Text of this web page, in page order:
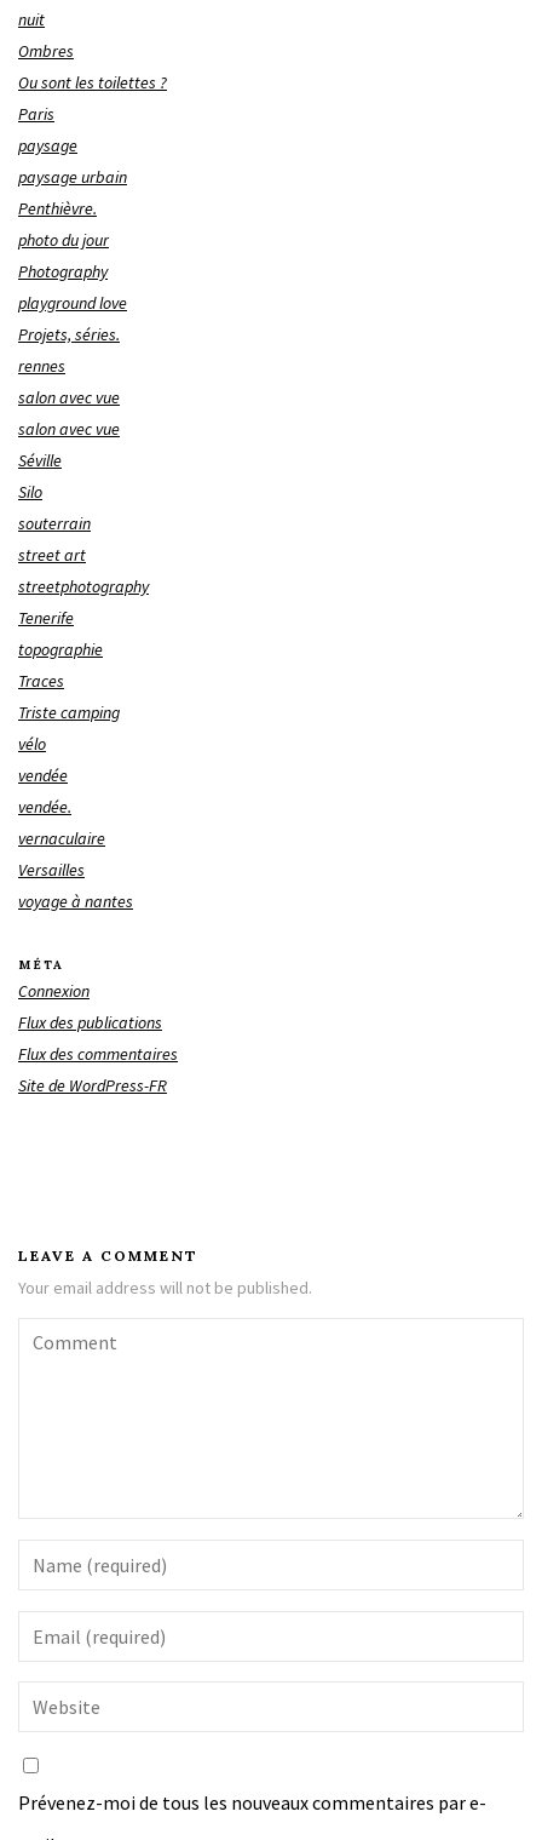
nuit
Ombres
Ou sont les toilettes ?
Paris
paysage
paysage urbain
Penthièvre.
photo du jour
Photography
playground love
Projets, séries.
rennes
salon avec vue
salon avec vue
Séville
Silo
souterrain
street art
streetphotography
Tenerife
topographie
Traces
Triste camping
vélo
vendée
vendée.
vernaculaire
Versailles
voyage à nantes
MÉTA
Connexion
Flux des publications
Flux des commentaires
Site de WordPress-FR
LEAVE A COMMENT
Your email address will not be published.
Prévenez-moi de tous les nouveaux commentaires par e-